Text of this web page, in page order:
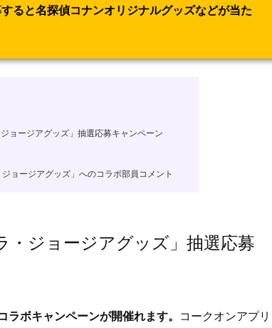
ると名探偵コナンオリジナルグッズなどが当た
ョージアグッズ」抽選応募キャンペーン
ョージアグッズ」へのコラボ部員コメント
・ジョージアグッズ」抽選応募
ボキャンペーンが開催れます。 コークオンアプリ